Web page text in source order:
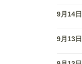
9月14日
9月13日